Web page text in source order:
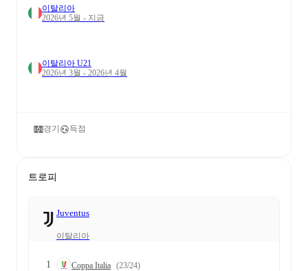
이탈리아
2026년 5월 - 지금
이탈리아 U21
2026년 3월 - 2026년 4월
경기 득점
트로피
Juventus
이탈리아
1 Coppa Italia (23/24)